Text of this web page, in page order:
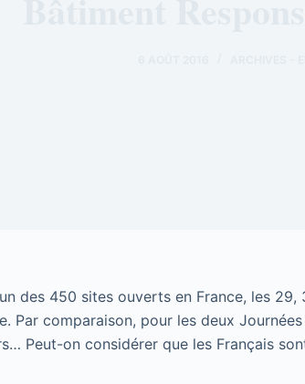
des 450 sites ouverts en France, les 29,
Par comparaison, pour les deux
Peut-on considérer que les Français